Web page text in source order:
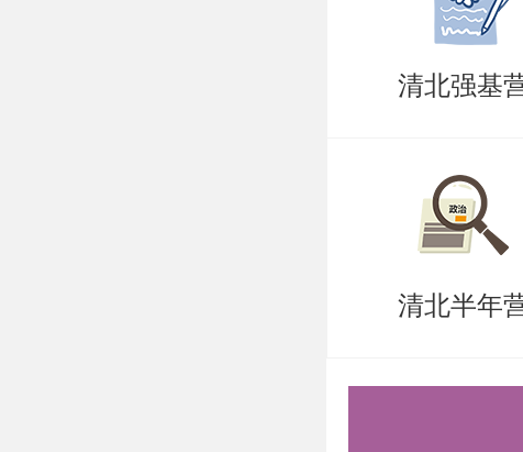
824 中国
国化的历
知识，并
要关注中
招生计划
生需要付
清北强基
清北半年